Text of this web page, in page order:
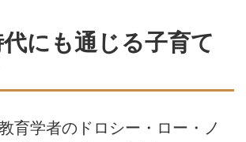
にも通じる子育て
育学者のドロシー・ロー・ノ